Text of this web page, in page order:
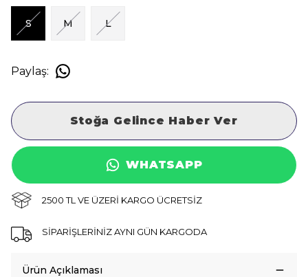
S M L
Paylaş:
Stoğa Gelince Haber Ver
WHATSAPP
2500 TL VE ÜZERİ KARGO ÜCRETSİZ
SİPARİŞLERİNİZ AYNI GÜN KARGODA
Ürün Açıklaması